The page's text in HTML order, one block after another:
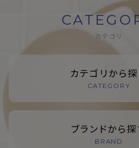
カテゴリ
カテゴリから
CATEGORY
ブランドから探
BRAND